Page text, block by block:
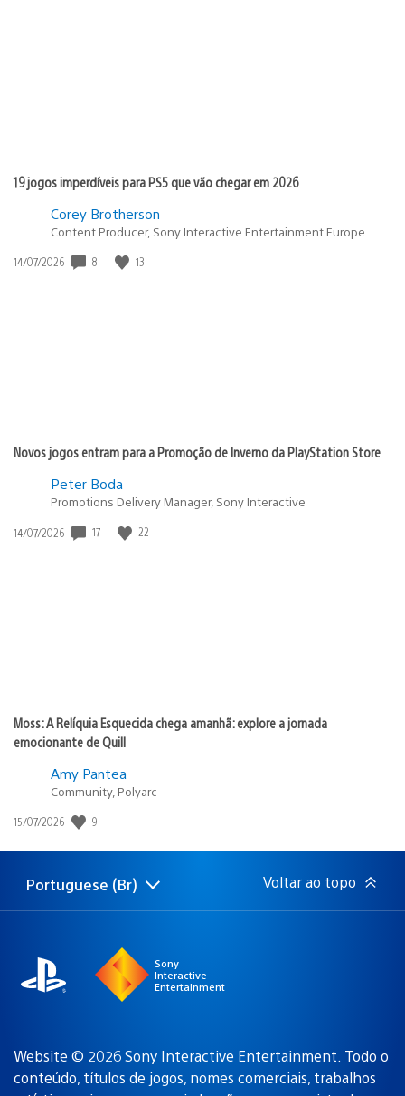
19 jogos imperdíveis para PS5 que vão chegar em 2026
Corey Brotherson
Content Producer, Sony Interactive Entertainment Europe
Data
14/07/2026 8 13
Novos jogos entram para a Promoção de Inverno da PlayStation Store
Peter Boda
Promotions Delivery Manager, Sony Interactive
Data
14/07/2026 17 22
Moss: A Relíquia Esquecida chega amanhã: explore a jornada
emocionante de Quill
Amy Pantea
Community, Polyarc
Data
publicação:
15/07/2026 9
Selecione
Região
Portuguese (Br) Voltar ao topo
Sony
Interactive
Entertainment
Website © 2026 Sony Interactive Entertainment. Todo o
conteúdo, títulos de jogos, nomes comerciais, trabalhos